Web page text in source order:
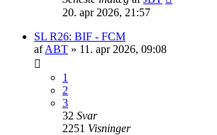
20. apr 2026, 21:57
SL R26: BIF - FCM
afABT » 11. apr 2026, 09:08
1
2
3
32 Svar
2251 Visninger